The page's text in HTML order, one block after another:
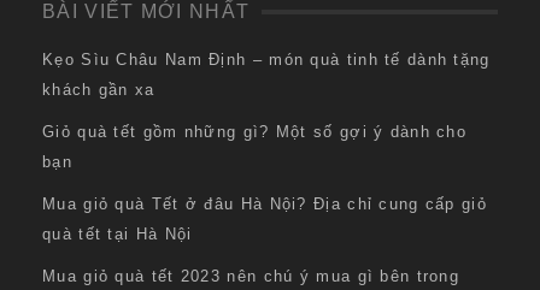
BÀI VIẾT MỚI NHẤT
Kẹo Sìu Châu Nam Định – món quà tinh tế dành tặng
khách gần xa
Giỏ quà tết gồm những gì? Một số gợi ý dành cho
bạn
Mua giỏ quà Tết ở đâu Hà Nội? Địa chỉ cung cấp giỏ
quà tết tại Hà Nội
Mua giỏ quà tết 2023 nên chú ý mua gì bên trong